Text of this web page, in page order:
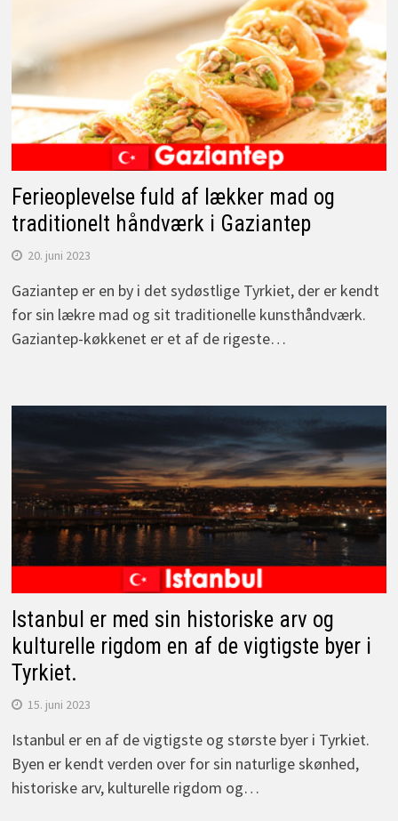
Ferieoplevelse fuld af lækker mad og
traditionelt håndværk i Gaziantep
20. juni 2023
Gaziantep er en by i det sydøstlige Tyrkiet, der er kendt
for sin lækre mad og sit traditionelle kunsthåndværk.
Gaziantep-køkkenet er et af de rigeste…
Istanbul er med sin historiske arv og
kulturelle rigdom en af de vigtigste byer i
Tyrkiet.
15. juni 2023
Istanbul er en af de vigtigste og største byer i Tyrkiet.
Byen er kendt verden over for sin naturlige skønhed,
historiske arv, kulturelle rigdom og…